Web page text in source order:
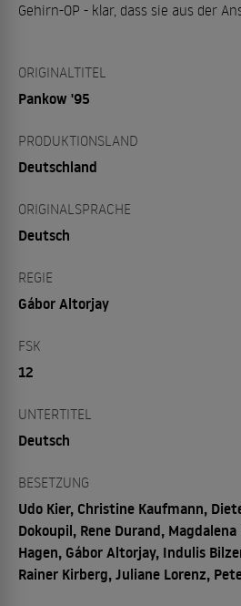
Gehirn-OP - klar, dass sie aus der
ORIGINALTITEL
Pankow '95
PRODUKTIONSLAND
Deutschland
ORIGINALSPRACHE
Deutsch
REGIE
Gábor Altorjay
FSK
12
UNTERTITEL
Deutsch
BESETZUNG
Udo Kier, Christine Kaufmann,
Dokoupil, Rene Durand,
Hagen, Gábor Altorjay, Indulis
Rainer Kirberg, Juliane Lorenz,